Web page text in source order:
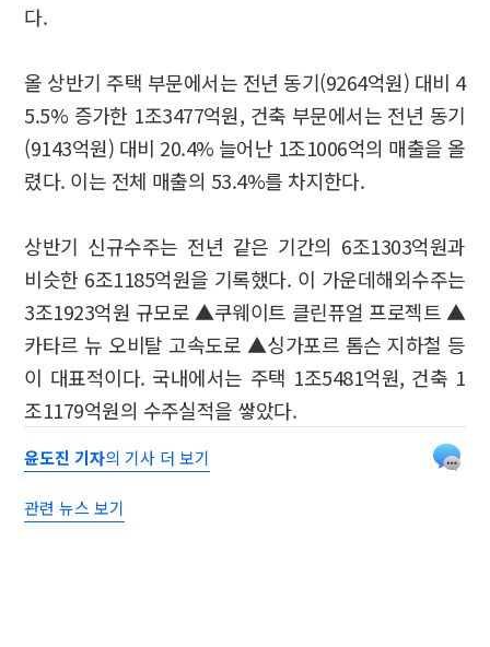
다.
올 상반기 주택 부문에서는 전년 동기(9264억원) 대비 4
5.5% 증가한 1조3477억원, 건축 부문에서는 전년 동기
(9143억원) 대비 20.4% 늘어난 1조1006억의 매출을 올
렸다. 이는 전체 매출의 53.4%를 차지한다.
상반기 신규수주는 전년 같은 기간의 6조1303억원과
비슷한 6조1185억원을 기록했다. 이 가운데해외수주는
3조1923억원 규모로 ▲쿠웨이트 클린퓨얼 프로젝트 ▲
카타르 뉴 오비탈 고속도로 ▲싱가포르 톰슨 지하철 등
이 대표적이다. 국내에서는 주택 1조5481억원, 건축 1
조1179억원의 수주실적을 쌓았다.
윤도진 기자의 기사 더 보기
관련 뉴스 보기